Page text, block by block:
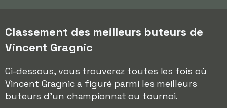
Classement des meilleurs buteurs de
Vincent Gragnic
Ci-dessous, vous trouverez toutes les fois où
Vincent Gragnic a figuré parmi les meilleurs
buteurs d'un championnat ou tournoi.